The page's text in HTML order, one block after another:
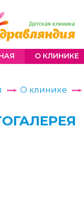
О КЛИНИКЕ
О клинике